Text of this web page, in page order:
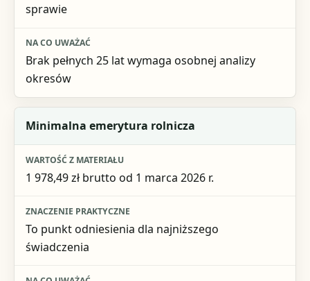
sprawie
Brak pełnych 25 lat wymaga osobnej analizy
okresów
Minimalna emerytura rolnicza
1 978,49 zł brutto od 1 marca 2026 r.
To punkt odniesienia dla najniższego
świadczenia